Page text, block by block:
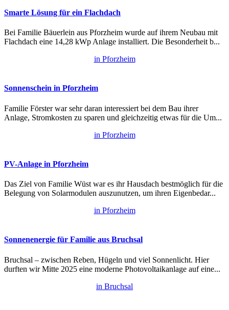
Smarte Lösung für ein Flachdach
Bei Familie Bäuerlein aus Pforzheim wurde auf ihrem Neubau mit
Flachdach eine 14,28 kWp Anlage installiert. Die Besonderheit b...
in Pforzheim
Sonnenschein in Pforzheim
Familie Förster war sehr daran interessiert bei dem Bau ihrer
Anlage, Stromkosten zu sparen und gleichzeitig etwas für die Um...
in Pforzheim
PV-Anlage in Pforzheim
Das Ziel von Familie Wüst war es ihr Hausdach bestmöglich für die
Belegung von Solarmodulen auszunutzen, um ihren Eigenbedar...
in Pforzheim
Sonnenenergie für Familie aus Bruchsal
Bruchsal – zwischen Reben, Hügeln und viel Sonnenlicht. Hier
durften wir Mitte 2025 eine moderne Photovoltaikanlage auf eine...
in Bruchsal